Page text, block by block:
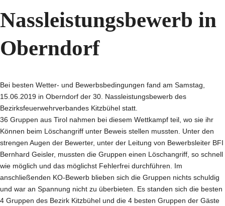
Nassleistungsbewerb in
Oberndorf
Bei besten Wetter- und Bewerbsbedingungen fand am Samstag,
15.06.2019 in Oberndorf der 30. Nassleistungsbewerb des
Bezirksfeuerwehrverbandes Kitzbühel statt.
36 Gruppen aus Tirol nahmen bei diesem Wettkampf teil, wo sie ihr
Können beim Löschangriff unter Beweis stellen mussten. Unter den
strengen Augen der Bewerter, unter der Leitung von Bewerbsleiter BFI
Bernhard Geisler, mussten die Gruppen einen Löschangriff, so schnell
wie möglich und das möglichst Fehlerfrei durchführen. Im
anschließenden KO-Bewerb blieben sich die Gruppen nichts schuldig
und war an Spannung nicht zu überbieten. Es standen sich die besten
4 Gruppen des Bezirk Kitzbühel und die 4 besten Gruppen der Gäste